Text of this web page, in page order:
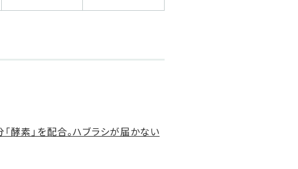
酵素」を配合。ハブラシが届かない